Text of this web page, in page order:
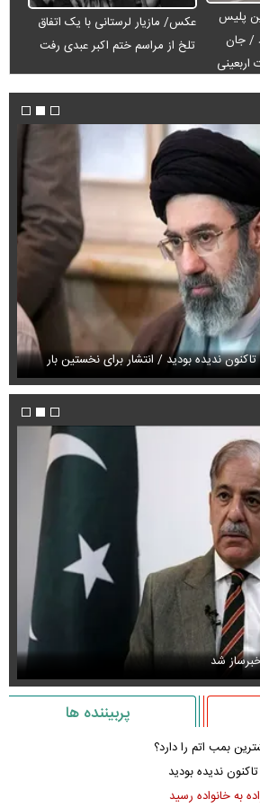
پلیس
/ جان
عکس/ مازیار لرستانی با یک اتفاق
تلخ از مراسم ختم اکبر عبدی رفت
تاکنون ندیده بودید / انتشار برای نخستین بار
شد
پربیننده ها
بمب اتم را دارد؟
ندیده بودید
به خانواده رسید